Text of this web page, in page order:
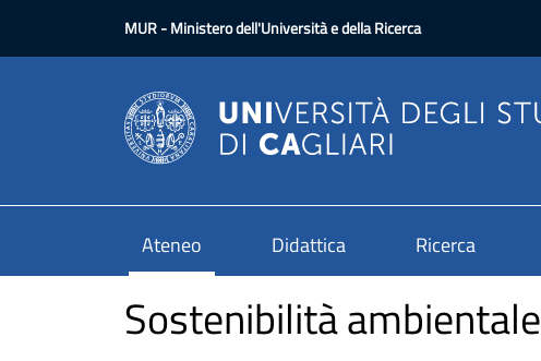
MUR- Ministero dell'Università e della Ricerca
Ateneo Didattica Ricerca
Sostenibilità ambientale